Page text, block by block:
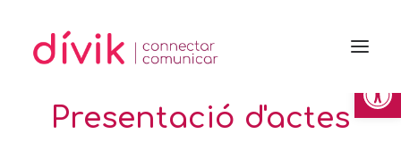
Presentació d'actes